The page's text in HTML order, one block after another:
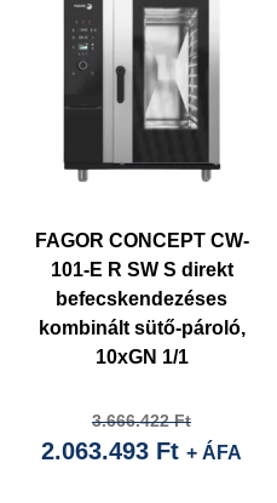
FAGOR CONCEPT CW-
101-E R SW S direkt
befecskendezéses
kombinált sütő-pároló,
10xGN 1/1
3.666.422FtOriginal
price
2.063.493 Ft
Current
price
+ ÁFA